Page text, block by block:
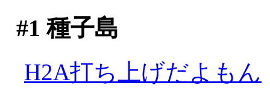
#1 種子島
H2A打ち上げだよもん